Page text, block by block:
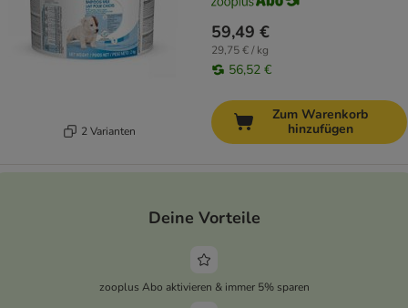
2 Varianten
59,49 €
29,75 € / kg
56,52 €
Zum Warenkorb
hinzufügen
Deine Vorteile
zooplus Abo aktivieren & immer 5% sparen